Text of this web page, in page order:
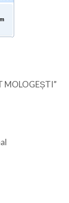
MOLOGEȘTI”